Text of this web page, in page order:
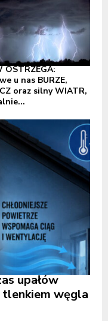
OSTRZEGA:
u nas BURZE,
oraz silny WIATR,
upałów
węgla